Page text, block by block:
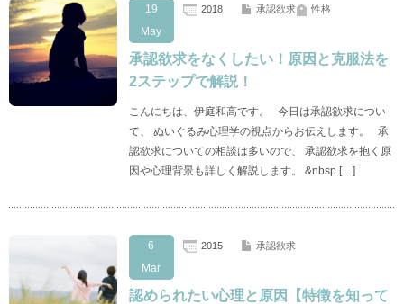
19
May
2018 承認欲求 性格
承認欲求をなくしたい！原因と克服法を
2ステップで解説！
こんにちは、伊庭和高です。 今日は承認欲求につい
て、 ぬいぐるみ心理学の視点からお伝えします。 承
認欲求についての相談は多いので、 承認欲求を抱く原
因や心理背景も詳しく解説します。 &nbsp […]
6
Mar
2015 承認欲求
認められたい心理と原因【特徴を知って